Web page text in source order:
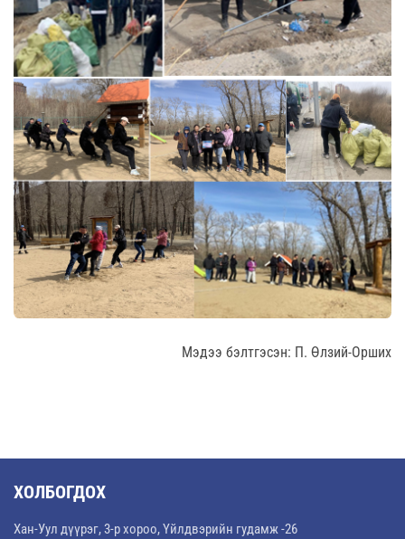
Мэдээ бэлтгэсэн: П. Өлзий-Орших
ХОЛБОГДОХ
Хан-Уул дүүрэг, 3-р хороо, Үйлдвэрийн гудамж -26